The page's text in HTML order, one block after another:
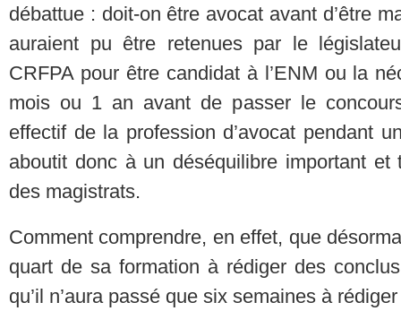
débattue : doit-on être avocat avant d’être
auraient pu être retenues par le
CRFPA pour être candidat à l’ENM ou la
mois ou 1 an avant de passer le
effectif de la profession d’avocat pendant
aboutit donc à un déséquilibre important
des magistrats.
Comment comprendre, en effet, que
quart de sa formation à rédiger des
qu’il n’aura passé que six semaines à